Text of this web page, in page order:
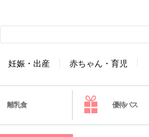
妊娠・出産 赤ちゃん・育児
離乳食 優待パス